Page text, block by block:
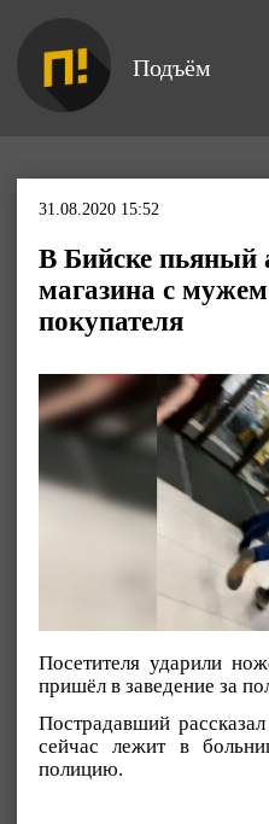
Подъём
31.08.2020 15:52
В Бийске пьяный
магазина с
покупателя
Посетителя ударили
пришёл в заведение за
Пострадавший рассказал
сейчас лежит в
полицию.